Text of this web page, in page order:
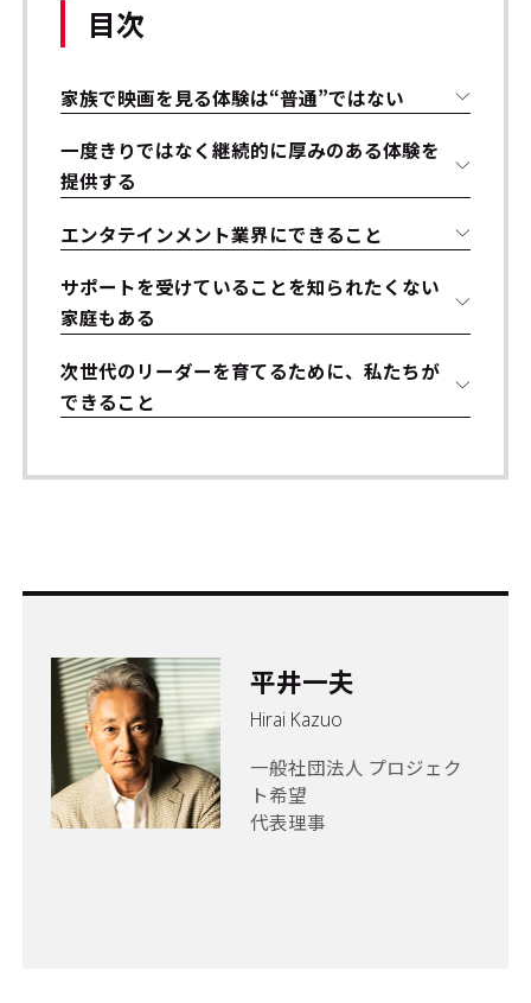
目次
家族で映画を見る体験は“普通”ではない
一度きりではなく継続的に厚みのある体験を
提供する
エンタテインメント業界にできること
サポートを受けていることを知られたくない
家庭もある
次世代のリーダーを育てるために、私たちが
できること
平井一夫
Hirai Kazuo
一般社団法人 プロジェク
ト希望
代表理事